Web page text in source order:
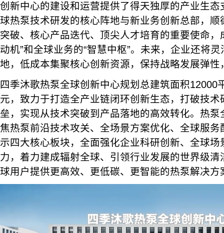
创新中心的建设和运营提供了得天独厚的产业生
球热泵技术研发的核心阵地与新业务创新总部，
突破、核心产品迭代、顶尖人才培育的重要使命，
动机”和全球业务的“智慧中枢”。未来，企业还将
地，低成本集聚核心创新资源，保持战略发展弹
四季沐歌热泵全球创新中心规划总建筑面积12000
元，致力于打造全产业链闭环创新生态，打破技
垒，实现从技术突破到产品落地的高效转化。热
焦热泵前沿技术攻关、全场景方案优化、全球服
示四大核心板块，全面强化企业科研创新、全球
力，着力建成辐射全球、引领行业发展的世界级
球用户提供更高效、更低碳、更智能的热泵解决方